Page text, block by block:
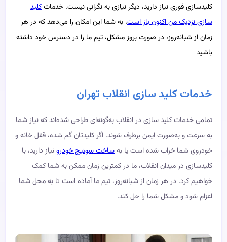
کلیدسازی فوری نیاز دارید، دیگر نیازی به نگرانی نیست. خدماتکلید
سازی نزدیک من اکنون باز است، به شما این امکان را می‌دهد که در هر
زمان از شبانه‌روز، در صورت بروز مشکل، تیم ما را در دسترس خود داشته
باشید
خدمات کلید سازی انقلاب تهران
تمامی خدمات کلید سازی در انقلاب به‌گونه‌ای طراحی شده‌اند که نیاز شما
به سرعت و به‌صورت ایمن برطرف شوند. اگر کلیدتان گم شده، قفل خانه و
خودروی شما خراب شده است یا بهساخت سوئیچ خودرونیاز دارید، با
کلیدسازی در میدان انقلاب، ما در کمترین زمان ممکن به شما کمک
خواهیم کرد. در هر زمان از شبانه‌روز، تیم ما آماده است تا به محل شما
اعزام شود و مشکل شما را حل کند.